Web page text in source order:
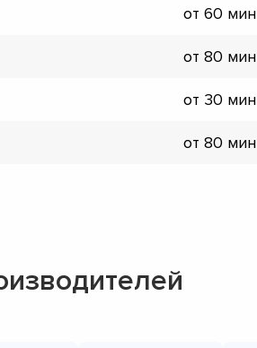
от 60 мин
от 80 мин
от 30 мин
от 80 мин